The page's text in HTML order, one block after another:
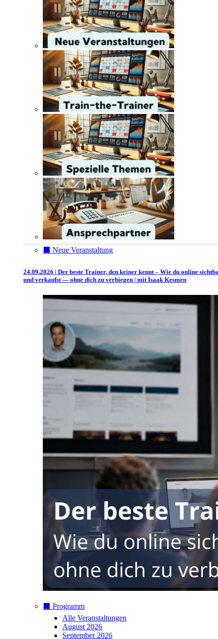
⬛️ Neue Veranstaltung
24.09.2026 | Der beste Trainer, den keiner kennt – Wie du online
und verkaufst — ohne dich zu verbiegen | mit Isaak Kesmen
⬛️ Programm
Alle Veranstaltungen
August 2026
September 2026